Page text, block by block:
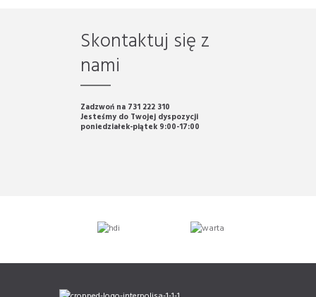
Skontaktuj się z
nami
Zadzwoń na 731 222 310
Jesteśmy do Twojej dyspozycji
poniedziałek-piątek 9:00-17:00